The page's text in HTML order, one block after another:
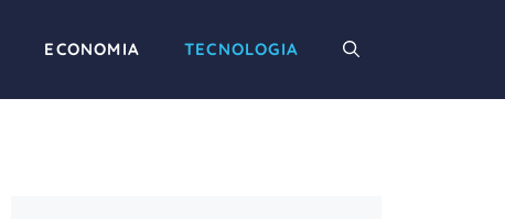
ECONOMIA TECNOLOGIA